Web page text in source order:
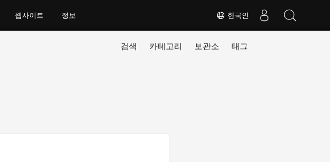
한국인
웹사이트 정보
검색 카테고리 보관소 태그